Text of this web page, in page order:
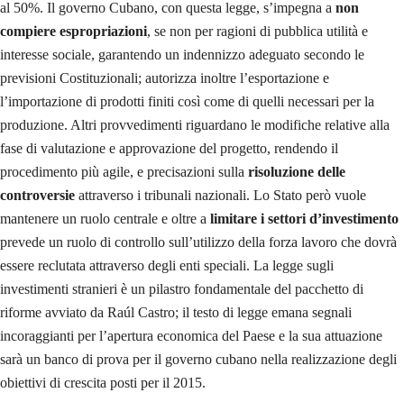
al 50%. Il governo Cubano, con questa legge, s’impegna a non
compiere espropriazioni, se non per ragioni di pubblica utilità e
interesse sociale, garantendo un indennizzo adeguato secondo le
previsioni Costituzionali; autorizza inoltre l’esportazione e
l’importazione di prodotti finiti così come di quelli necessari per la
produzione. Altri provvedimenti riguardano le modifiche relative alla
fase di valutazione e approvazione del progetto, rendendo il
procedimento più agile, e precisazioni sulla risoluzione delle
controversie attraverso i tribunali nazionali. Lo Stato però vuole
mantenere un ruolo centrale e oltre a limitare i settori d’investimento
prevede un ruolo di controllo sull’utilizzo della forza lavoro che dovrà
essere reclutata attraverso degli enti speciali. La legge sugli
investimenti stranieri è un pilastro fondamentale del pacchetto di
riforme avviato da Raúl Castro; il testo di legge emana segnali
incoraggianti per l’apertura economica del Paese e la sua attuazione
sarà un banco di prova per il governo cubano nella realizzazione degli
obiettivi di crescita posti per il 2015.